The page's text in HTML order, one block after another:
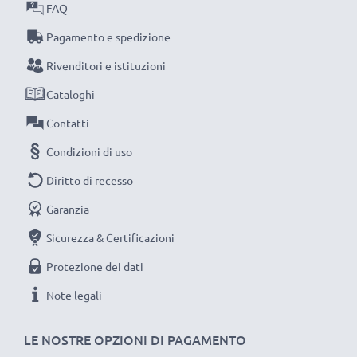
lunga durata di vita, consigliamo di ricarica la batteria
completamente sin dal primo utilizzo.
Ciascuna batteria CELLONIC viene sottoposta a
le migliori prestazioni e una durata lunghissima.
Ordina ora per una spedizione rapida e 3 anni di
garanzia.
LE NOSTRE OPZIONI DI PAGAMENTO
FAQ
Pagamento e spedizione
Rivenditori e istituzioni
Cataloghi
Contatti
Condizioni di uso
Diritto di recesso
Garanzia
Sicurezza & Certificazioni
Protezione dei dati
Note legali